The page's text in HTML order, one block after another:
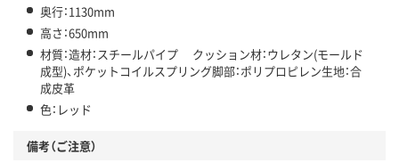
奥行：1130mm
高さ：650mm
材質：造材：スチールパイプ クッション材：ウレタン(モールド
成型)、ポケットコイルスプリング脚部：ポリプロピレン生地：合
成皮革
色：レッド
備考（ご注意）